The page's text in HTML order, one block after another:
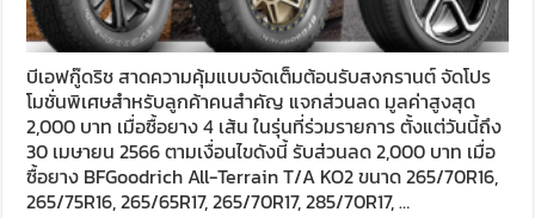
บีเอฟกู๊ดริช สาดความคุ้มแบบจัดเต็มต้อนรับสงกรานต์ จัดโปร
โมชั่นพิเศษสำหรับลูกค้าคนสำคัญ แจกส่วนลด มูลค่าสูงสุด
2,000 บาท เมื่อซื้อยาง 4 เส้น ในรุ่นที่ร่วมรายการ ตั้งแต่วันนี้ถึง
30 เมษายน 2566 ตามเงื่อนไขดังนี้ รับส่วนลด 2,000 บาท เมื่อ
ซื้อยาง BFGoodrich All-Terrain T/A KO2 ขนาด 265/70R16,
265/75R16, 265/65R17, 265/70R17, 285/70R17, …